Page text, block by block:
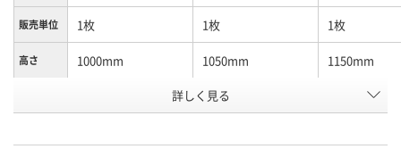
販売単位 1枚 1枚 1枚
高さ 1000mm 1050mm 1150mm
P837180 P837181
詳しく見る